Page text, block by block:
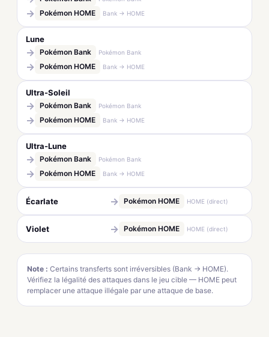
→ Pokémon HOME Bank → HOME
Lune
→ Pokémon Bank Pokémon Bank
→ Pokémon HOME Bank → HOME
Ultra-Soleil
→ Pokémon Bank Pokémon Bank
→ Pokémon HOME Bank → HOME
Ultra-Lune
→ Pokémon Bank Pokémon Bank
→ Pokémon HOME Bank → HOME
Écarlate → Pokémon HOME HOME (direct)
Violet → Pokémon HOME HOME (direct)
Note : Certains transferts sont irréversibles (Bank → HOME).
Vérifiez la légalité des attaques dans le jeu cible — HOME peut
remplacer une attaque illégale par une attaque de base.